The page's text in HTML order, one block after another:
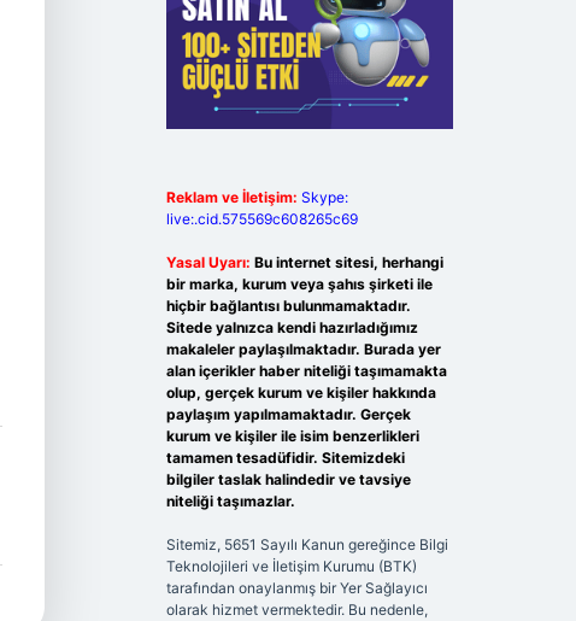
Reklam ve İletişim: Skype:
live:.cid.575569c608265c69
Yasal Uyarı: Bu internet sitesi, herhangi
bir marka, kurum veya şahıs şirketi ile
hiçbir bağlantısı bulunmamaktadır.
Sitede yalnızca kendi hazırladığımız
makaleler paylaşılmaktadır. Burada yer
alan içerikler haber niteliği taşımamakta
olup, gerçek kurum ve kişiler hakkında
paylaşım yapılmamaktadır. Gerçek
kurum ve kişiler ile isim benzerlikleri
tamamen tesadüfidir. Sitemizdeki
bilgiler taslak halindedir ve tavsiye
niteliği taşımazlar.
Sitemiz, 5651 Sayılı Kanun gereğince Bilgi
Teknolojileri ve İletişim Kurumu (BTK)
tarafından onaylanmış bir Yer Sağlayıcı
olarak hizmet vermektedir. Bu nedenle,